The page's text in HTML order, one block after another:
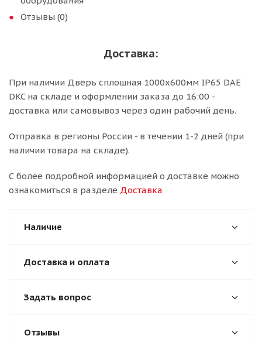
Отзывы (0)
Доставка:
При наличии Дверь сплошная 1000x600мм IP65 DAE
DKC на складе и оформлении заказа до 16:00 -
доставка или самовывоз через один рабочий день.
Отправка в регионы России - в течении 1-2 дней (при
наличии товара на складе).
С более подробной информацией о доставке можно
ознакомиться в разделе Доставка
Наличие
Доставка и оплата
Задать вопрос
Отзывы